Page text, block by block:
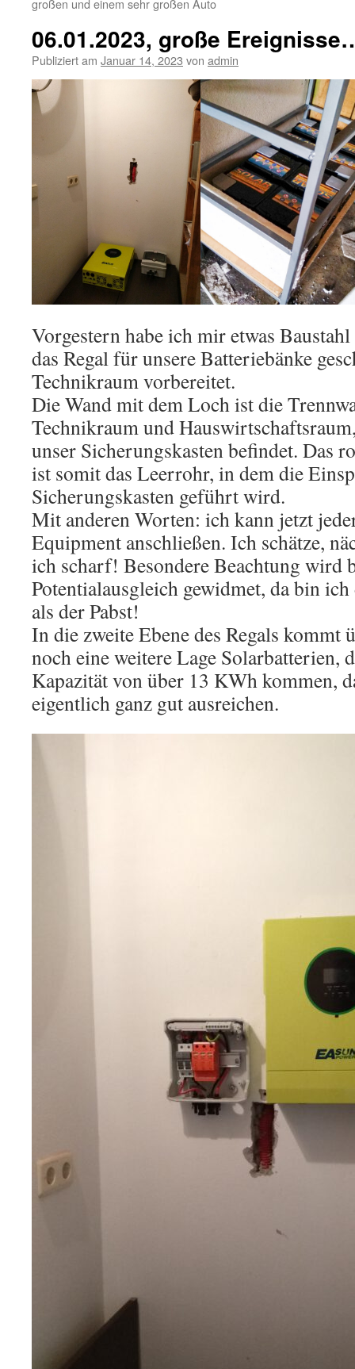
großen und einem sehr großen Auto
06.01.2023, große
Publiziert am Januar 14, 2023 von admin
Vorgestern habe ich mir etwas
das Regal für unsere Batteriebänke
Technikraum vorbereitet.
Die Wand mit dem Loch ist die
Technikraum und
unser Sicherungskasten befindet. Das
ist somit das Leerrohr, in dem die
Sicherungskasten geführt wird.
Mit anderen Worten: ich kann jetzt
Equipment anschließen. Ich schätze,
ich scharf! Besondere Beachtung wird
Potentialausgleich gewidmet, da bin
als der Pabst!
In die zweite Ebene des Regals kommt
noch eine weitere Lage Solarbatterien,
Kapazität von über 13 KWh kommen,
eigentlich ganz gut ausreichen.